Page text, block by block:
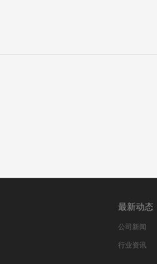
最新动态
公司新闻
行业资讯